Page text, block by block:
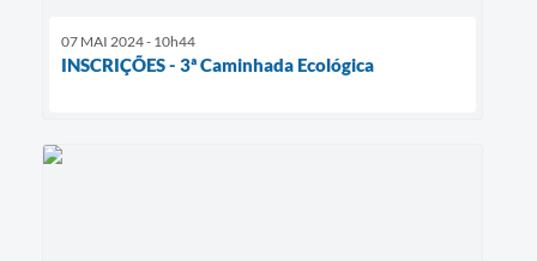
07 MAI 2024 - 10h44
INSCRIÇÕES - 3ª Caminhada Ecológica